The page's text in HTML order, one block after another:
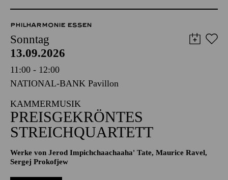
PHILHARMONIE ESSEN
Sonntag
13.09.2026
11:00 - 12:00
NATIONAL-BANK Pavillon
KAMMERMUSIK
PREISGEKRÖNTES
STREICHQUARTETT
Werke von Jerod Impichchaachaaha' Tate, Maurice Ravel,
Sergej Prokofjew